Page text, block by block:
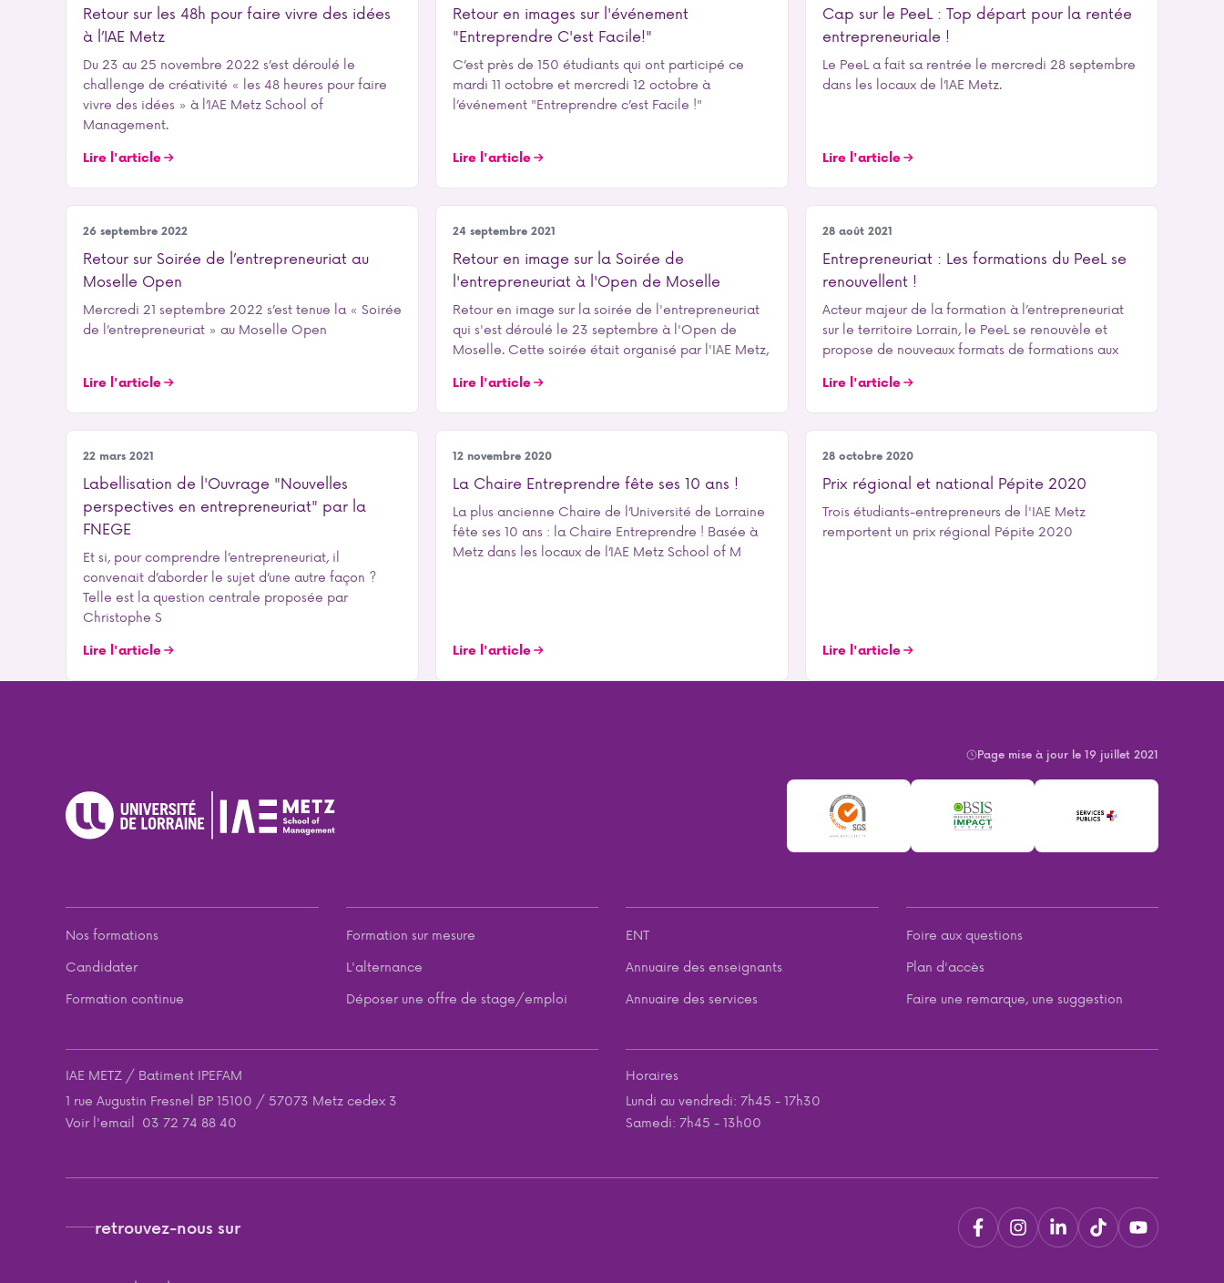
Retour sur les 48h pour faire vivre des idées
à l’IAE Metz
Du 23 au 25 novembre 2022 s’est déroulé le
challenge de créativité « les 48 heures pour faire
vivre des idées » à l’IAE Metz School of
Management.
Lire l'article
Retour en images sur l'événement
"Entreprendre C'est Facile!"
C’est près de 150 étudiants qui ont participé ce
mardi 11 octobre et mercredi 12 octobre à
l’événement "Entreprendre c’est Facile !"
Lire l'article
Cap sur le PeeL : Top départ pour la rentée
entrepreneuriale !
Le PeeL a fait sa rentrée le mercredi 28 septembre
dans les locaux de l’IAE Metz.
Lire l'article
Entrepreneuriat
26 septembre 2022
Retour sur Soirée de l’entrepreneuriat au
Moselle Open
Mercredi 21 septembre 2022 s’est tenue la « Soirée
de l’entrepreneuriat » au Moselle Open
Lire l'article
Entrepreneuriat
24 septembre 2021
Retour en image sur la Soirée de
l'entrepreneuriat à l'Open de Moselle
Retour en image sur la soirée de l'entrepreneuriat
qui s'est déroulé le 23 septembre à l'Open de
Moselle. Cette soirée était organisé par l'IAE Metz,
Lire l'article
Entrepreneuriat
28 août 2021
Entrepreneuriat : Les formations du PeeL se
renouvellent !
Acteur majeur de la formation à l’entrepreneuriat
sur le territoire Lorrain, le PeeL se renouvèle et
propose de nouveaux formats de formations aux
Lire l'article
Entrepreneuriat
22 mars 2021
Labellisation de l'Ouvrage "Nouvelles
perspectives en entrepreneuriat" par la
FNEGE
Et si, pour comprendre l’entrepreneuriat, il
convenait d’aborder le sujet d’une autre façon ?
Telle est la question centrale proposée par
Christophe S
Lire l'article
Entrepreneuriat
12 novembre 2020
La Chaire Entreprendre fête ses 10 ans !
La plus ancienne Chaire de l’Université de Lorraine
fête ses 10 ans : la Chaire Entreprendre ! Basée à
Metz dans les locaux de l’IAE Metz School of M
Lire l'article
Entrepreneuriat
28 octobre 2020
Prix régional et national Pépite 2020
Trois étudiants-entrepreneurs de l'IAE Metz
remportent un prix régional Pépite 2020
Lire l'article
Page mise à jour le 19 juillet 2021
Nos formations
Candidater
Formation continue
Formation sur mesure
L'alternance
Déposer une offre de stage/emploi
ENT
Annuaire des enseignants
Annuaire des services
Foire aux questions
Plan d'accès
Faire une remarque, une suggestion
IAE METZ / Batiment IPEFAM
1 rue Augustin Fresnel BP 15100 / 57073 Metz cedex 3
Voir l'email 03 72 74 88 40
Horaires
Lundi au vendredi: 7h45 - 17h30
Samedi: 7h45 - 13h00
retrouvez-nous sur